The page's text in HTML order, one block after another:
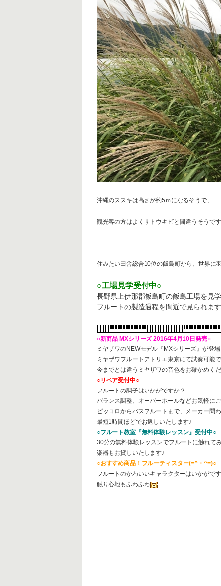
沖縄のススキは高さが約5ｍになるそうで、
観光客の方はよくサトウキビと間違うそうです
住みたい田舎総合10位の飯島町から、世界に
○工場見学受付中○
長野県上伊那郡飯島町の飯島工場を見
フルートの製造過程を間近で見られま
○新商品 MXシリーズ 2016年4月10日発売○
ミヤザワのNEWモデル『MXシリーズ』が登
ミヤザワフルートアトリエ東京にて試奏可能
今までとは違うミヤザワの音色をお確かめく
○リペア受付中○
フルートの調子はいかがですか？
バランス調整、オーバーホールなどお気軽に
ピッコロからバスフルートまで、メーカー問
最短1時間ほどでお返しいたします♪
○フルート教室『無料体験レッスン』受付中○
30分の無料体験レッスンでフルートに触れて
楽器もお貸しいたします♪
○おすすめ商品！フルーティスター(=^・^=)○
フルートのかわいいキャラクターはいかがで
触り心地もふわふわ